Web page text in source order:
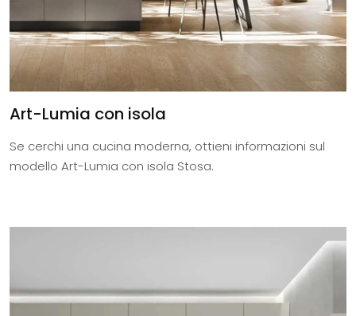
Art-Lumia con isola
Se cerchi una cucina moderna, ottieni informazioni sul
modello Art-Lumia con isola Stosa.